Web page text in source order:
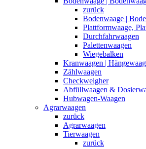
zurück
Bodenwaage |
Plattformwaage,
Durchfahrwaagen
Palettenwaagen
Wiegebalken
Kranwaagen |
Zählwaagen
Checkweigher
Abfüllwaagen &
Hubwagen-Waagen
Agrarwaagen
zurück
Agrarwaagen
Tierwaagen
zurück